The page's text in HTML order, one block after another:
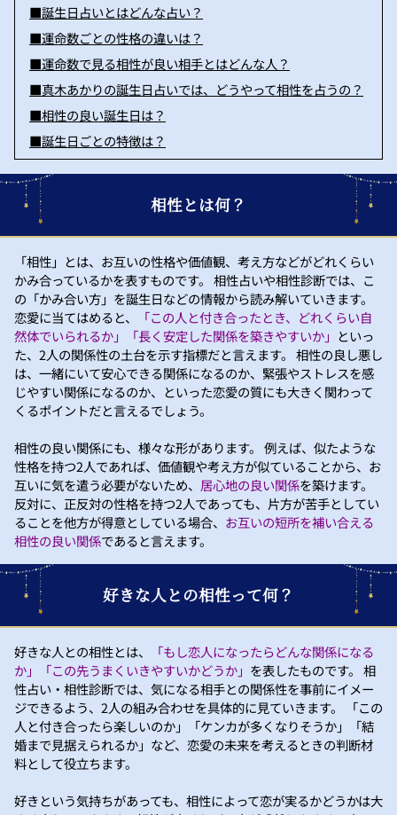
■誕生日占いとはどんな占い？
■運命数ごとの性格の違いは？
■運命数で見る相性が良い相手とはどんな人？
■真木あかりの誕生日占いでは、どうやって相性を占うの？
■相性の良い誕生日は？
■誕生日ごとの特徴は？
相性とは何？
「相性」とは、お互いの性格や価値観、考え方などがどれくらい
かみ合っているかを表すものです。 相性占いや相性診断では、こ
の「かみ合い方」を誕生日などの情報から読み解いていきます。
恋愛に当てはめると、
「この人と付き合ったとき、どれくらい自
然体でいられるか」「長く安定した関係を築きやすいか」 といっ
た、2人の関係性の土台を示す指標だと言えます。 相性の良し悪し
は、一緒にいて安心できる関係になるのか、緊張やストレスを感
じやすい関係になるのか、といった恋愛の質にも大きく関わって
くるポイントだと言えるでしょう。
相性の良い関係にも、様々な形があります。 例えば、似たような
性格を持つ2人であれば、価値観や考え方が似ていることから、お
互いに気を遣う必要がないため、 居心地の良い関係を築けます。
反対に、正反対の性格を持つ2人であっても、片方が苦手としてい
ることを他方が得意としている場合、 お互いの短所を補い合える
相性の良い関係であると言えます。
好きな人との相性って何？
好きな人との相性とは、
「もし恋人になったらどんな関係になる
か」「この先うまくいきやすいかどうか」 を表したものです。 相
性占い・相性診断では、気になる相手との関係性を事前にイメー
ジできるよう、2人の組み合わせを具体的に見ていきます。 「この
人と付き合ったら楽しいのか」「ケンカが多くなりそうか」「結
婚まで見据えられるか」など、恋愛の未来を考えるときの判断材
料として役立ちます。
好きという気持ちがあっても、相性によって恋が実るかどうかは大